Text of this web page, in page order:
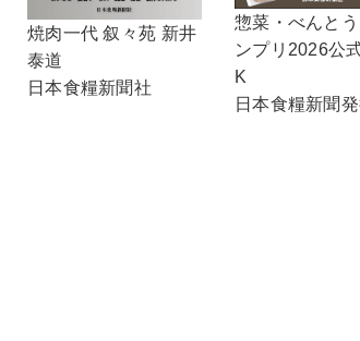
焼肉一代 叙々苑 新井
泰道
日本食糧新聞社
惣菜・べんと
ンプリ2026公
K
日本食糧新聞